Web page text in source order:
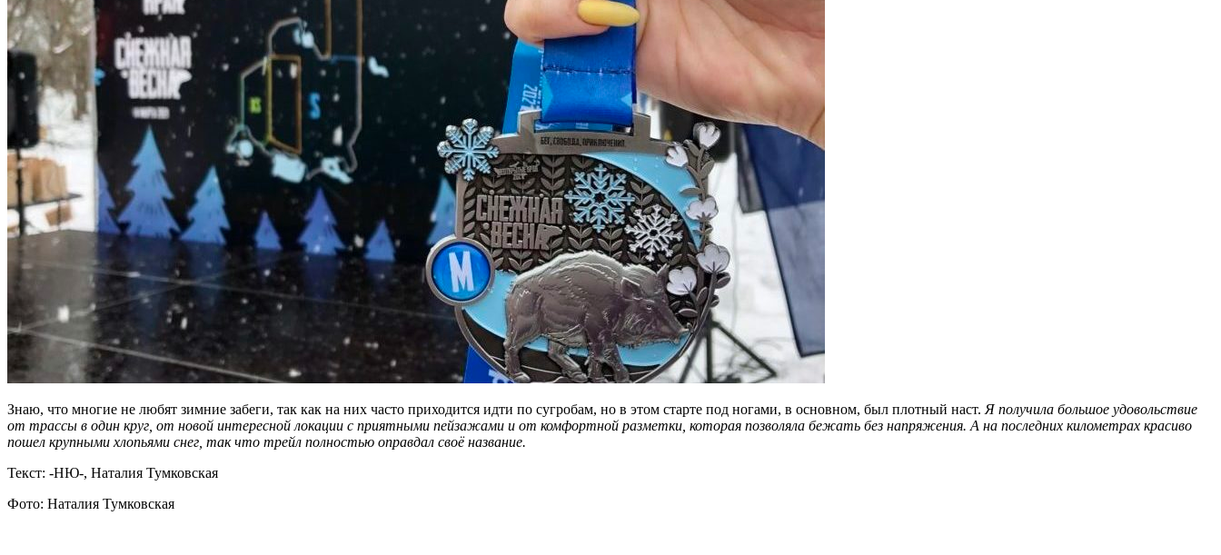
Знаю, что многие не любят зимние забеги, так как на них часто приходится идти по сугробам, но в этом старте под ногами, в основном, был плотный наст. Я получила большое удовольствие
от трассы в один круг, от новой интересной локации с приятными пейзажами и от комфортной разметки, которая позволяла бежать без напряжения. А на последних километрах красиво
пошел крупными хлопьями снег, так что трейл полностью оправдал своё название.
Текст: -НЮ-, Наталия Тумковская
Фото: Наталия Тумковская